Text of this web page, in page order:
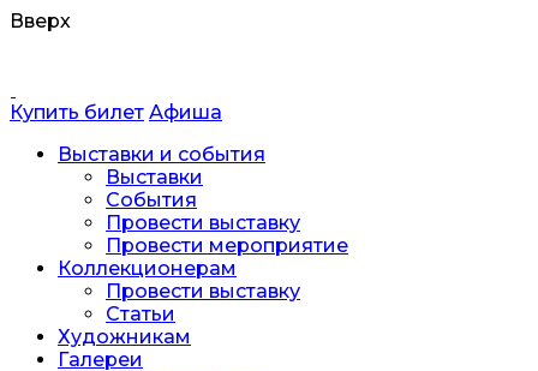
Вверх
Купить билет Афиша
Выставки и события
Выставки
События
Провести выставку
Провести мероприятие
Коллекционерам
Провести выставку
Статьи
Художникам
Галереи